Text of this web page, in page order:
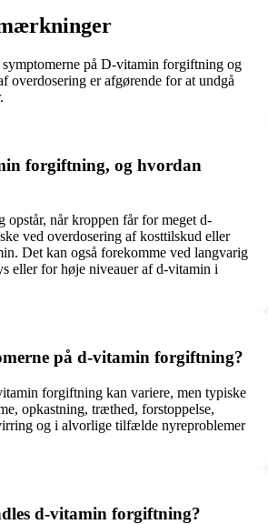
på D-vitamin forgiftning og
overdosering er afgørende for at undgå
forgiftning, og hvordan
når kroppen får for meget d-
ved overdosering af kosttilskud eller
Det kan også forekomme ved langvarig
eller for høje niveauer af d-vitamin i
på d-vitamin forgiftning?
forgiftning kan variere, men typiske
opkastning, træthed, forstoppelse,
og i alvorlige tilfælde nyreproblemer
d-vitamin forgiftning?